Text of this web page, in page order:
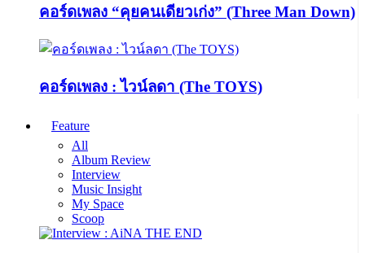
คอร์ดเพลง “คุยคนเดียวเก่ง” (Three Man Down)
คอร์ดเพลง : ไวน์ลดา (The TOYS)
Feature
All
Album Review
Interview
Music Insight
My Space
Scoop